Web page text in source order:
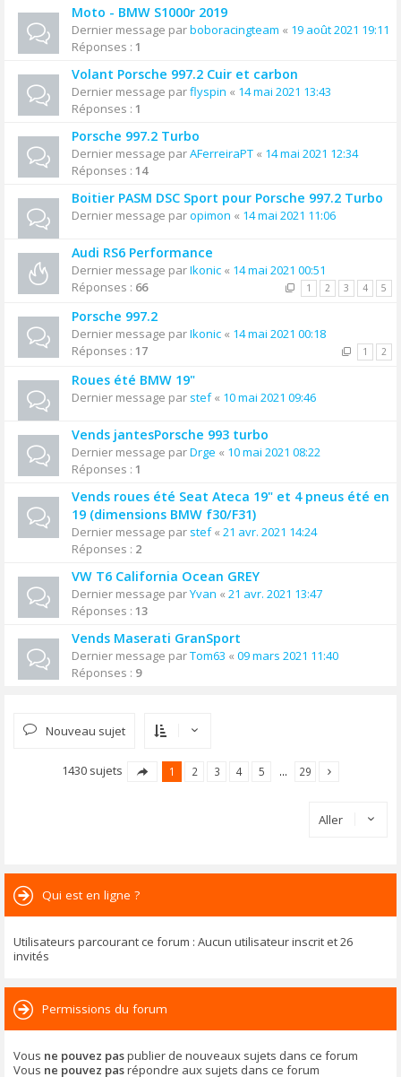
Moto - BMW S1000r 2019
Dernier message parboboracingteam « 19 août 2021 19:11
Réponses : 1
Volant Porsche 997.2 Cuir et carbon
Dernier message parflyspin « 14 mai 2021 13:43
Réponses : 1
Porsche 997.2 Turbo
Dernier message parAFerreiraPT « 14 mai 2021 12:34
Réponses : 14
Boitier PASM DSC Sport pour Porsche 997.2 Turbo
Dernier message paropimon « 14 mai 2021 11:06
Audi RS6 Performance
Dernier message parIkonic « 14 mai 2021 00:51
Réponses : 66 1 2 3 4 5
Porsche 997.2
Dernier message parIkonic « 14 mai 2021 00:18
Réponses : 17 1 2
Roues été BMW 19"
Dernier message par stef« 10 mai 2021 09:46
Vends jantesPorsche 993 turbo
Dernier message parDrge « 10 mai 2021 08:22
Réponses : 1
Vends roues été Seat Ateca 19" et 4 pneus été en
19 (dimensions BMW f30/F31)
Dernier message par stef« 21 avr. 2021 14:24
Réponses : 2
VW T6 California Ocean GREY
Dernier message parYvan « 21 avr. 2021 13:47
Réponses : 13
Vends Maserati GranSport
Dernier message parTom63 « 09 mars 2021 11:40
Réponses : 9
Nouveau sujet
1430 sujets 1 2 3 4 5 … 29
Aller
Qui est en ligne ?
Utilisateurs parcourant ce forum : Aucun utilisateur inscrit et 26
invités
Permissions du forum
Vous ne pouvez paspublier de nouveaux sujets dans ce forum
Vous ne pouvez pasrépondre aux sujets dans ce forum